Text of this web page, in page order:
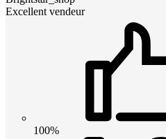
Excellent vendeur
100%